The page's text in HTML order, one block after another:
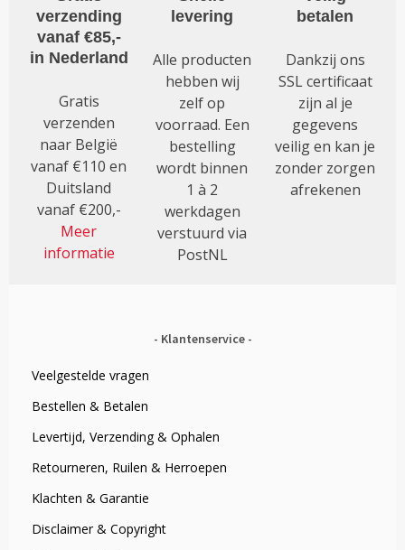
de
productpagina
verzending
vanaf €85,-
in Nederland
Gratis
verzenden
naar België
vanaf €110 en
Duitsland
vanaf €200,-
Meer
informatie
levering
Alle producten
hebben wij
zelf op
voorraad. Een
bestelling
wordt binnen
1 à 2
werkdagen
verstuurd via
PostNL
betalen
Dankzij ons
SSL certificaat
zijn al je
gegevens
veilig en kan je
zonder zorgen
afrekenen
Klantenservice
Veelgestelde vragen
Bestellen & Betalen
Levertijd, Verzending & Ophalen
Retourneren, Ruilen & Herroepen
Klachten & Garantie
Disclaimer & Copyright